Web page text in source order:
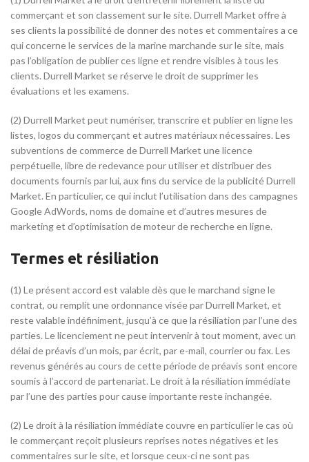
commerçant et son classement sur le site. Durrell Market offre à
ses clients la possibilité de donner des notes et commentaires a ce
qui concerne le services de la marine marchande sur le site, mais
pas l’obligation de publier ces ligne et rendre visibles à tous les
clients. Durrell Market se réserve le droit de supprimer les
évaluations et les examens.
(2) Durrell Market peut numériser, transcrire et publier en ligne les
listes, logos du commerçant et autres matériaux nécessaires. Les
subventions de commerce de Durrell Market une licence
perpétuelle, libre de redevance pour utiliser et distribuer des
documents fournis par lui, aux fins du service de la publicité Durrell
Market. En particulier, ce qui inclut l’utilisation dans des campagnes
Google AdWords, noms de domaine et d’autres mesures de
marketing et d’optimisation de moteur de recherche en ligne.
Termes et résiliation
(1) Le présent accord est valable dès que le marchand signe le
contrat, ou remplit une ordonnance visée par Durrell Market, et
reste valable indéfiniment, jusqu’à ce que la résiliation par l’une des
parties. Le licenciement ne peut intervenir à tout moment, avec un
délai de préavis d’un mois, par écrit, par e-mail, courrier ou fax. Les
revenus générés au cours de cette période de préavis sont encore
soumis à l’accord de partenariat. Le droit à la résiliation immédiate
par l’une des parties pour cause importante reste inchangée.
(2) Le droit à la résiliation immédiate couvre en particulier le cas où
le commerçant reçoit plusieurs reprises notes négatives et les
commentaires sur le site, et lorsque ceux-ci ne sont pas